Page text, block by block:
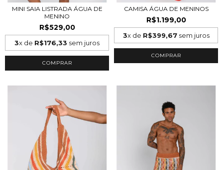
MINI SAIA LISTRADA ÁGUA DE
MENINO
R$529,00
3x de R$176,33 sem juros
COMPRAR
CAMISA ÁGUA DE MENINOS
R$1.199,00
3x de R$399,67sem juros
COMPRAR